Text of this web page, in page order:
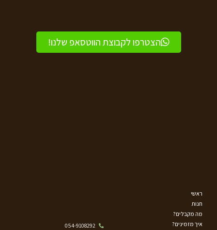
הצטרפו לקבוצת הווטסאפ שלנו!
ראשי
חנות
מה מקבלים?
איך מזמינים?
054-9108292